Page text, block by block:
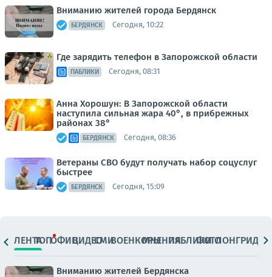
Вниманию жителей города Бердянск
БЕРДЯНСК Сегодня, 10:22
Где зарядить телефон в Запорожской области
ПАБЛИКИ Сегодня, 08:31
Анна Хорошун: В Запорожской области
наступила сильная жара 40°, в прибрежных
районах 38°
БЕРДЯНСК Сегодня, 08:36
Ветераны СВО будут получать набор соцуслуг
быстрее
БЕРДЯНСК Сегодня, 15:09
ЛЕНТАТОПОФИЦ.ВИДЕОСМИВОЕНКОРЫМНЕНИЯПАБЛИКИ
ФОТОЛОНГРИДЫ
Вниманию жителей Бердянска